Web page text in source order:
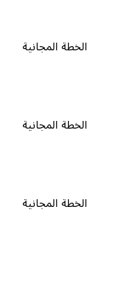
الخطة المجانية
الخطة المجانية
الخطة المجانية